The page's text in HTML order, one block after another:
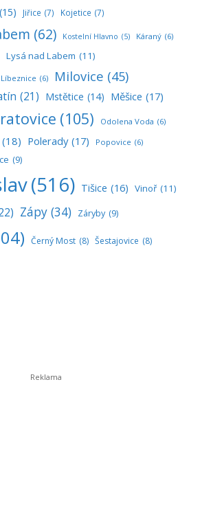
(15) Jiřice (7) Kojetice (7)
(62) Kostelní Hlavno (5) Káraný (6)
Lysá nad Labem (11)
Líbeznice (6) Milovice (45)
(21) Mstětice (14) Měšice (17)
(105) Odolena Voda (6)
(18) Polerady (17) Popovice (6)
(9)
(516) Tišice (16) Vinoř (11)
Zápy (34) Záryby (9)
Černý Most (8) Šestajovice (8)